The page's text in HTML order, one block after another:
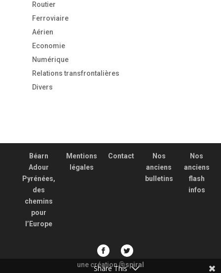
Routier
Ferroviaire
Aérien
Economie
Numérique
Relations transfrontalières
Divers
Béarn
Adour
Pyrénées,
des
chemins
pour
l’Europe
Mentions
légales
Contact
Nos
anciens
bulletins
Nos
anciens
flash
infos
une création@spiral
Share This